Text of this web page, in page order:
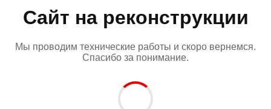
Сайт на реконструкции
Мы проводим технические работы и скоро вернемся.
Спасибо за понимание.